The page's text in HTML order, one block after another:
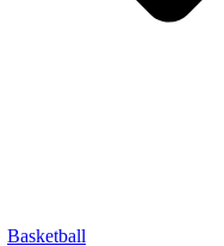
Basketball